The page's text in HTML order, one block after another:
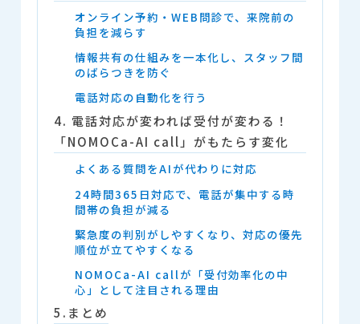
オンライン予約・WEB問診で、来院前の
負担を減らす
情報共有の仕組みを一本化し、スタッフ間
のばらつきを防ぐ
電話対応の自動化を行う
4. 電話対応が変われば受付が変わる！
「NOMOCa-AI call」がもたらす変化
よくある質問をAIが代わりに対応
24時間365日対応で、電話が集中する時
間帯の負担が減る
緊急度の判別がしやすくなり、対応の優先
順位が立てやすくなる
NOMOCa-AI callが「受付効率化の中
心」として注目される理由
5.まとめ